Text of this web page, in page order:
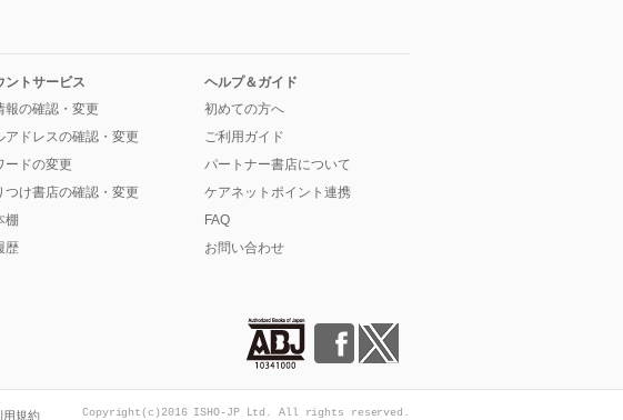
ントサービス
報の確認・変更
アドレスの確認・変更
ードの変更
つけ書店の確認・変更
棚
歴
ヘルプ＆ガイド
初めての方へ
ご利用ガイド
パートナー書店について
ケアネットポイント連携
FAQ
お問い合わせ
用規約 Copyright(c)2016 ISHO-JP Ltd. All rights reserved.